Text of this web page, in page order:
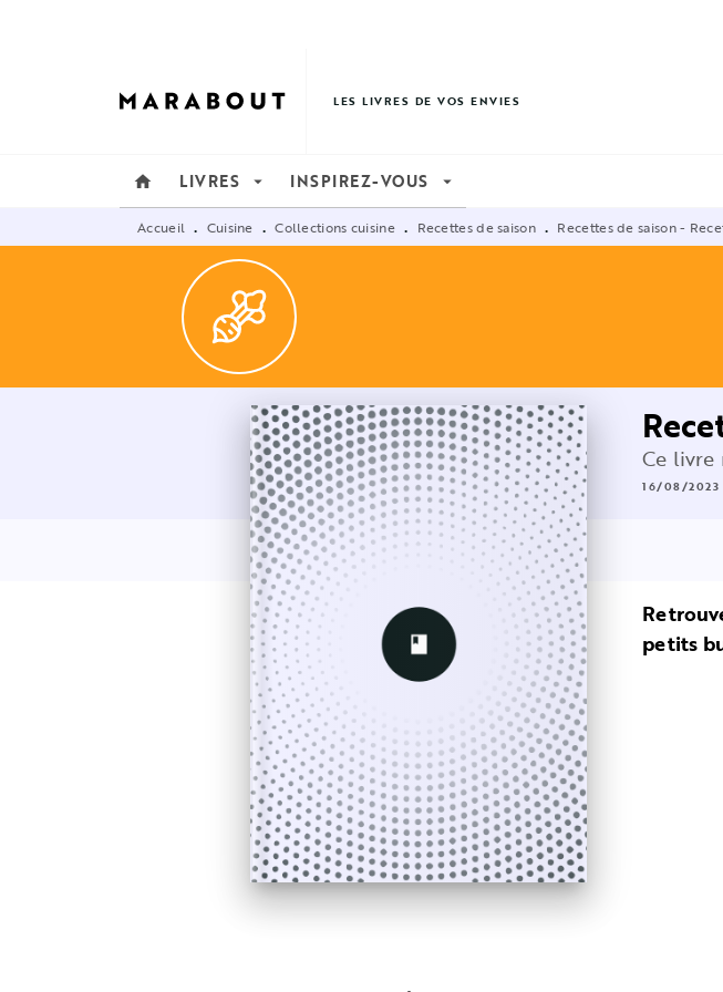
LES LIVRES DE VOS ENVIES
home LIVRES arrow_drop_down INSPIREZ-VOUS arrow_drop_down
Accueil • Cuisine • Collections cuisine • Recettes de saison • Recettes de saison -
Ce livre
16/08/2023
petits